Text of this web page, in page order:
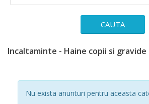
CAUTA
Incaltaminte - Haine copii si gravide
Nu exista anunturi pentru aceasta